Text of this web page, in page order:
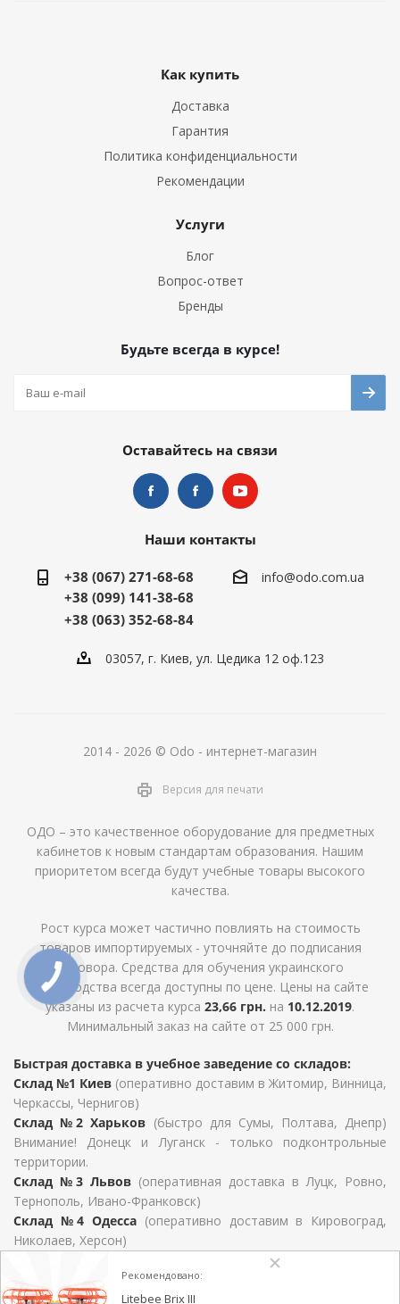
Как купить
Доставка
Гарантия
Политика конфиденциальности
Рекомендации
Услуги
Блог
Вопрос-ответ
Бренды
Будьте всегда в курсе!
Оставайтесь на связи
Наши контакты
+38 (067) 271-68-68
+38 (099) 141-38-68
+38 (063) 352-68-84
info@odo.com.ua
03057, г. Киев, ул. Цедика 12 оф.123
2014 - 2026 © Odo - интернет-магазин
Версия для печати
ОДО – это качественное оборудование для предметных
кабинетов к новым стандартам образования. Нашим
приоритетом всегда будут учебные товары высокого
качества.
Рост курса может частично повлиять на стоимость
товаров импортируемых - уточняйте до подписания
договора. Средства для обучения украинского
производства всегда доступны по цене. Цены на сайте
указаны из расчета курса 23,66 грн. на 10.12.2019.
Минимальный заказ на сайте от 25 000 грн.
Быстрая доставка в учебное заведение со складов:
Склад №1 Киев (оперативно доставим в Житомир, Винница,
Черкассы, Чернигов)
Склад №2 Харьков (быстро для Сумы, Полтава, Днепр)
Внимание! Донецк и Луганск - только подконтрольные
территории.
Склад №3 Львов (оперативная доставка в Луцк, Ровно,
Тернополь, Ивано-Франковск)
Склад №4 Одесса (оперативно доставим в Кировоград,
Николаев, Херсон)
Для Закарпатской области, Хмельницкий, Черновцы и
Запорожье сроки определяются условиями договора
поставки.
Рекомендовано:
Litebee Brix III